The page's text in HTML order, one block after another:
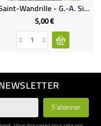
Saint-Wandrille - G.-A. Simon O.S.B (Occasion)
5,00 €Prix